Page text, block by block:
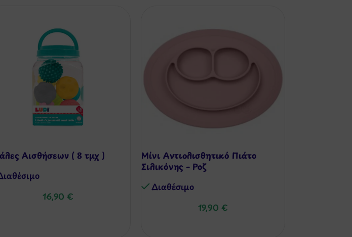
Αισθήσεων ( 8 τμχ )
16,90€
Μίνι Αντιολισθητικό Πιάτο
Σιλικόνης – Ροζ
Διαθέσιμo
19,90 €